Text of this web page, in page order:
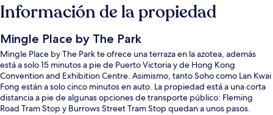
Información de la propiedad
Mingle Place by The Park
Mingle Place by The Park te ofrece una terraza en la azotea, además
está a solo 15 minutos a pie de Puerto Victoria y de Hong Kong
Convention and Exhibition Centre. Asimismo, tanto Soho como Lan Kwai
Fong están a solo cinco minutos en auto. La propiedad está a una corta
distancia a pie de algunas opciones de transporte público: Fleming
Road Tram Stop y Burrows Street Tram Stop quedan a unos pasos.